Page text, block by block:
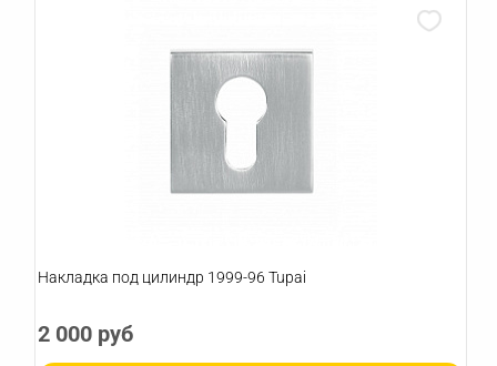
Накладка под цилиндр 1999-96 Tupai
2 000 руб